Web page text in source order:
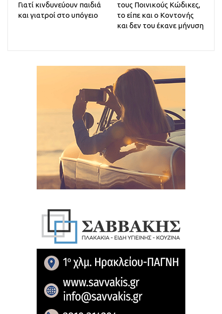
Γιατί κινδυνεύουν παιδιά
και γιατροί στο υπόγειο
τους Ποινικούς Κώδικες,
το είπε και ο Κοντονής
και δεν του έκανε μήνυση